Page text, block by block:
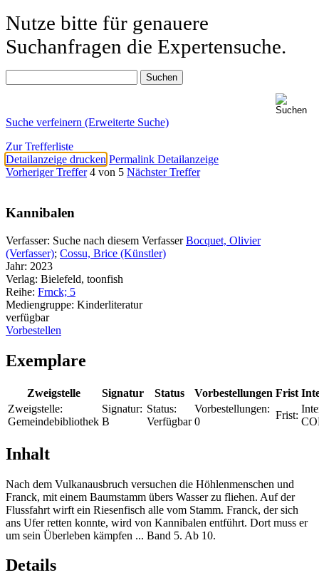
Nutze bitte für genauere
Suchanfragen die Expertensuche.
Suche verfeinern (Erweiterte Suche)
Zur Trefferliste
Detailanzeige drucken Permalink Detailanzeige
Vorheriger Treffer 4 von 5 Nächster Treffer
Kannibalen
Verfasser: Suche nach diesem Verfasser Bocquet, Olivier
(Verfasser); Cossu, Brice (Künstler)
Jahr: 2023
Verlag: Bielefeld, toonfish
Reihe: Frnck; 5
Mediengruppe: Kinderliteratur
verfügbar
Vorbestellen
Exemplare
Zweigstelle Signatur Status Vorbestellungen Frist
Zweigstelle:
Gemeindebibliothek
Signatur:
B
Status:
Verfügbar
Vorbestellungen:
0
Frist:
Inhalt
Nach dem Vulkanausbruch versuchen die Höhlenmenschen und
Franck, mit einem Baumstamm übers Wasser zu fliehen. Auf der
Flussfahrt wirft ein Riesenfisch alle vom Stamm. Franck, der sich
ans Ufer retten konnte, wird von Kannibalen entführt. Dort muss er
um sein Überleben kämpfen ... Band 5. Ab 10.
Details